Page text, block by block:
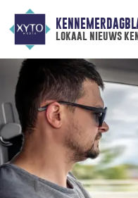
lokaal nieuws